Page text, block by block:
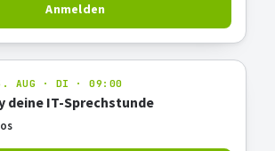
Anmelden
AUG · DI · 09:00
deine IT-Sprechstunde